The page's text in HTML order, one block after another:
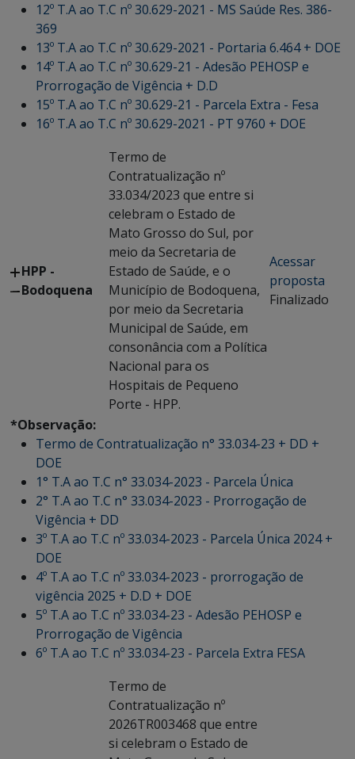
12º T.A ao T.C nº 30.629-2021 - MS Saúde Res. 386-
369
13º T.A ao T.C nº 30.629-2021 - Portaria 6.464 + DOE
14º T.A ao T.C nº 30.629-21 - Adesão PEHOSP e
Prorrogação de Vigência + D.D
15º T.A ao T.C nº 30.629-21 - Parcela Extra - Fesa
16º T.A ao T.C nº 30.629-2021 - PT 9760 + DOE
HPP -
Bodoquena
Termo de
Contratualização nº
33.034/2023 que entre si
celebram o Estado de
Mato Grosso do Sul, por
meio da Secretaria de
Estado de Saúde, e o
Município de Bodoquena,
por meio da Secretaria
Municipal de Saúde, em
consonância com a Política
Nacional para os
Hospitais de Pequeno
Porte - HPP.
Acessar
proposta
Finalizado
*Observação:
Termo de Contratualização n° 33.034-23 + DD +
DOE
1° T.A ao T.C n° 33.034-2023 - Parcela Única
2° T.A ao T.C n° 33.034-2023 - Prorrogação de
Vigência + DD
3º T.A ao T.C nº 33.034-2023 - Parcela Única 2024 +
DOE
4º T.A ao T.C nº 33.034-2023 - prorrogação de
vigência 2025 + D.D + DOE
5º T.A ao T.C nº 33.034-23 - Adesão PEHOSP e
Prorrogação de Vigência
6º T.A ao T.C nº 33.034-23 - Parcela Extra FESA
Termo de
Contratualização nº
2026TR003468 que entre
si celebram o Estado de